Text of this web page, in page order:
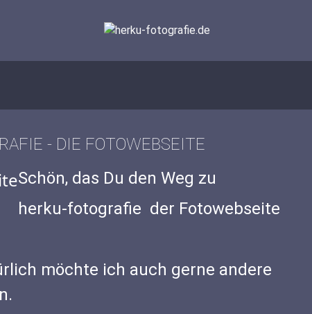
- DIE FOTOWEBSEITE
Sc​hön, das Du den Weg zu
herku-fotografie der Fotowebseite
möchte ich auch gerne andere